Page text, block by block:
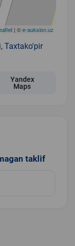
| ©e-auksion.uz
Taxtako'pir
Yandex
Maps
taklif